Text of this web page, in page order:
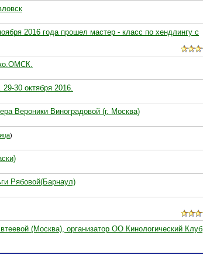
2016 года прошел мастер - класс по хендлингу с
30 октября 2016.
Вероники Виноградовой (г. Москва)
)
Рябовой(Барнаул)
(Москва), организатор ОО Кинологический Клуб